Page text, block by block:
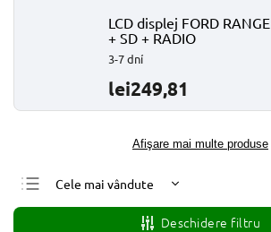
LCD displej FORD
+ SD + RADIO
3-7 dní
lei249,81
Afişare mai multe produse
Cele mai vândute
Cele mai ieftine
Deschidere filtru